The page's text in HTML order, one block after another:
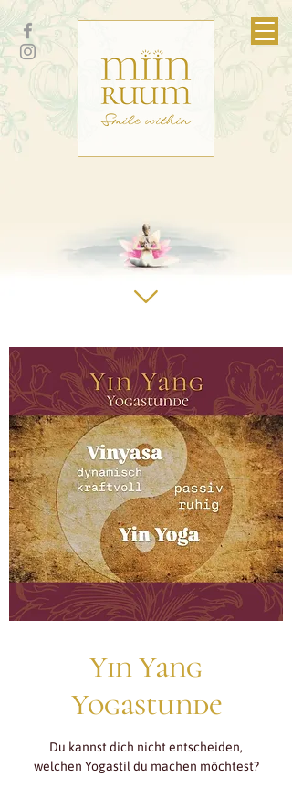
Yin Yang
Yogastunde
Du kannst dich nicht entscheiden,
welchen Yogastil du machen möchtest?